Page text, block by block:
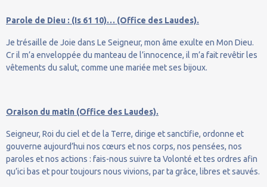
Parole de Dieu : (Is 61 10)… (Office des Laudes).
Je trésaille de Joie dans Le Seigneur, mon âme exulte en Mon Dieu.
Cr il m’a enveloppée du manteau de l’innocence, il m’a fait revêtir les
vêtements du salut, comme une mariée met ses bijoux.
Oraison du matin (Office des Laudes).
Seigneur, Roi du ciel et de la Terre, dirige et sanctifie, ordonne et
gouverne aujourd’hui nos cœurs et nos corps, nos pensées, nos
paroles et nos actions : fais-nous suivre ta Volonté et tes ordres afin
qu’ici bas et pour toujours nous vivions, par ta grâce, libres et sauvés.